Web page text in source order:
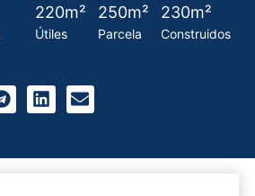
220m²
Útiles
250m²
Parcela
230m²
Construidos